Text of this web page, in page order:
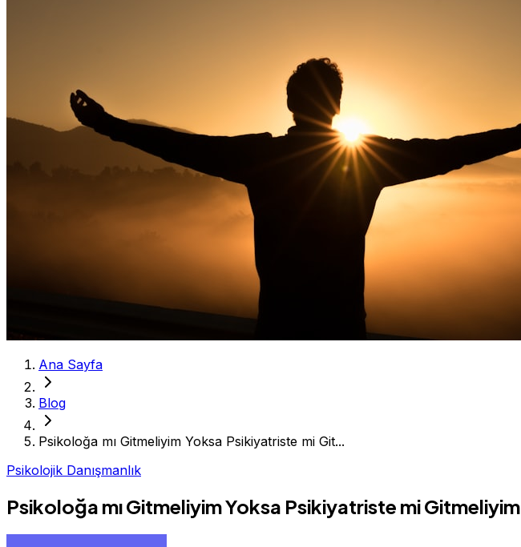
Ana Sayfa
Blog
Psikoloğa mı Gitmeliyim Yoksa Psikiyatriste mi Git...
Psikolojik Danışmanlık
Psikoloğa mı Gitmeliyim Yoksa Psikiyatriste mi Gitmeliyim